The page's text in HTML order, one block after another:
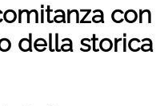
con
della storica